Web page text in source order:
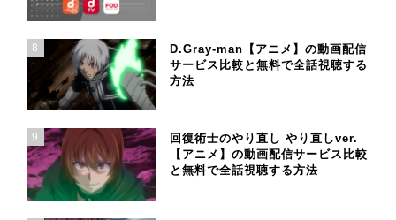
8
D.Gray-man【アニメ】の動画配信
サービス比較と無料で全話視聴する
方法
9
回復術士のやり直し やり直しver.
【アニメ】の動画配信サービス比較
と無料で全話視聴する方法